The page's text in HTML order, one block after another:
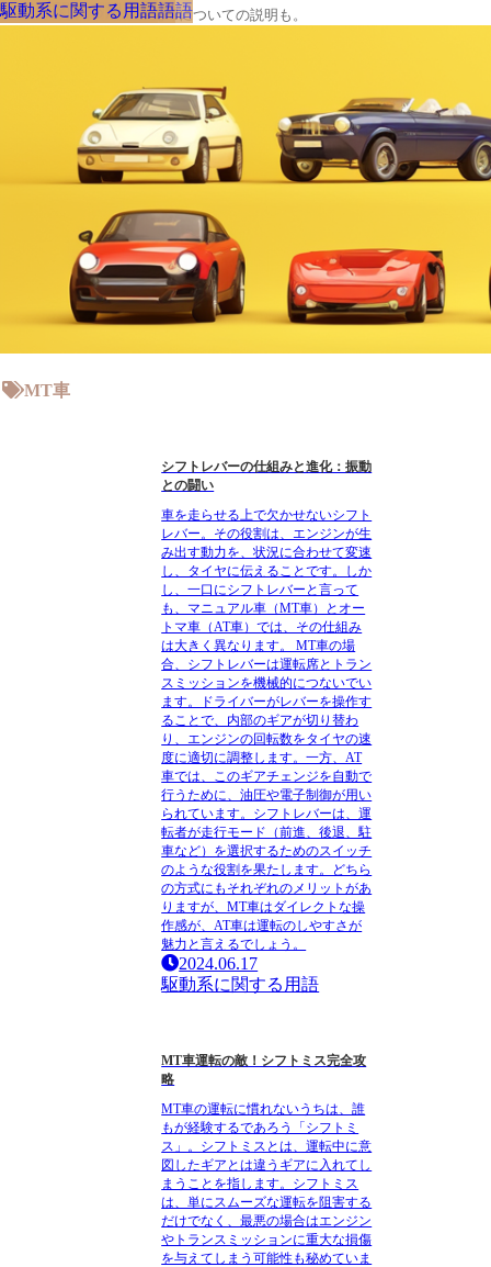
クルマの大辞典、購入･売却についての説明も。
MT車
駆動系に関する用語
シフトレバーの仕組みと進化：振動
との闘い
車を走らせる上で欠かせないシフト
レバー。その役割は、エンジンが生
み出す動力を、状況に合わせて変速
し、タイヤに伝えることです。しか
し、一口にシフトレバーと言って
も、マニュアル車（MT車）とオー
トマ車（AT車）では、その仕組み
は大きく異なります。 MT車の場
合、シフトレバーは運転席とトラン
スミッションを機械的につないでい
ます。ドライバーがレバーを操作す
ることで、内部のギアが切り替わ
り、エンジンの回転数をタイヤの速
度に適切に調整します。一方、AT
車では、このギアチェンジを自動で
行うために、油圧や電子制御が用い
られています。シフトレバーは、運
転者が走行モード（前進、後退、駐
車など）を選択するためのスイッチ
のような役割を果たします。どちら
の方式にもそれぞれのメリットがあ
りますが、MT車はダイレクトな操
作感が、AT車は運転のしやすさが
魅力と言えるでしょう。
2024.06.17
駆動系に関する用語
駆動系に関する用語
MT車運転の敵！シフトミス完全攻
略
MT車の運転に慣れないうちは、誰
もが経験するであろう「シフトミ
ス」。シフトミスとは、運転中に意
図したギアとは違うギアに入れてし
まうことを指します。シフトミス
は、単にスムーズな運転を阻害する
だけでなく、最悪の場合はエンジン
やトランスミッションに重大な損傷
を与えてしまう可能性も秘めていま
駆動系に関する用語
駆動系に関する用語
駆動系に関する用語
駆動系に関する用語
駆動系に関する用語
駆動系に関する用語
駆動系に関する用語
駆動系に関する用語
機能に関する用語
駆動系に関する用語
インテリアに関する用語
駆動系に関する用語
機能に関する用語
駆動系に関する用語
駆動系に関する用語
駆動系に関する用語
駆動系に関する用語
駆動系に関する用語
電機部品に関する用語
性能に関する用語
駆動系に関する用語
駆動系に関する用語